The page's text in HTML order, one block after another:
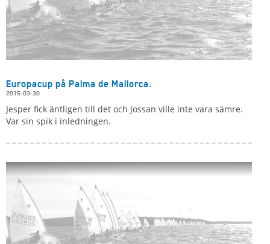
Europacup på Palma de Mallorca.
2015-03-30
Jesper fick äntligen till det och Jossan ville inte vara sämre.
Var sin spik i inledningen.